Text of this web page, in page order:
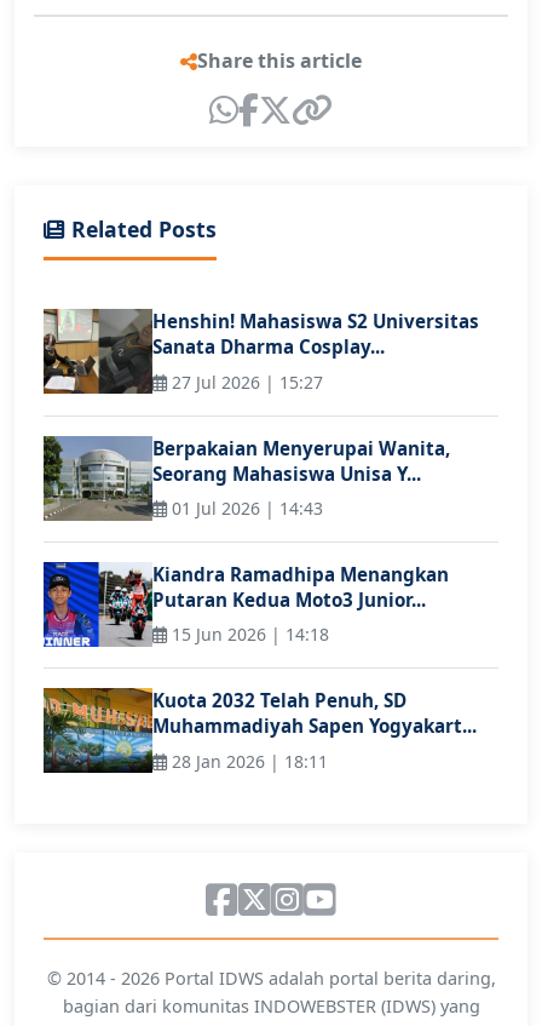
Share this article
Related Posts
Henshin! Mahasiswa S2 Universitas
Sanata Dharma Cosplay...
27 Jul 2026 | 15:27
Berpakaian Menyerupai Wanita,
Seorang Mahasiswa Unisa Y...
01 Jul 2026 | 14:43
Kiandra Ramadhipa Menangkan
Putaran Kedua Moto3 Junior...
15 Jun 2026 | 14:18
Kuota 2032 Telah Penuh, SD
Muhammadiyah Sapen Yogyakart...
28 Jan 2026 | 18:11
© 2014 - 2026 Portal IDWS adalah portal berita daring,
bagian dari komunitas INDOWEBSTER (IDWS) yang